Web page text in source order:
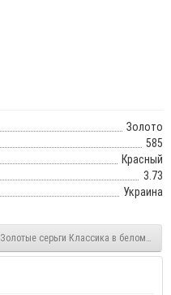
Золото
585
Красный
3.73
Украина
Золотые серьги Классика в белом